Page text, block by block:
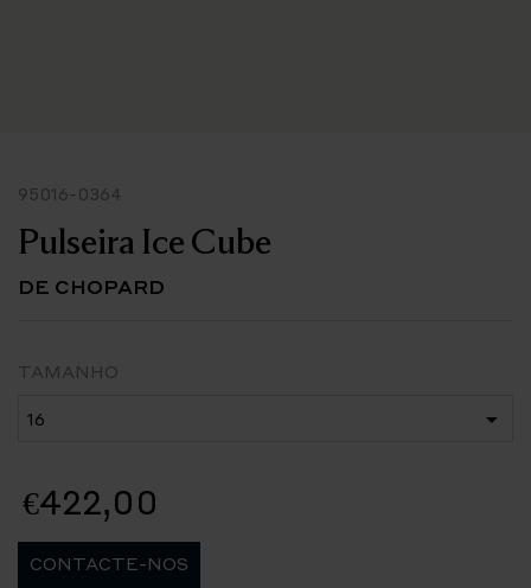
95016-0364
Pulseira Ice Cube
DE CHOPARD
TAMANHO
€422,00
CONTACTE-NOS